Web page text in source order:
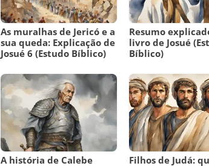
As muralhas de Jericó e a
sua queda: Explicação de
Josué 6 (Estudo Bíblico)
Resumo
livro de Josué
Bíblico)
A história de Calebe
Filhos de Judá: